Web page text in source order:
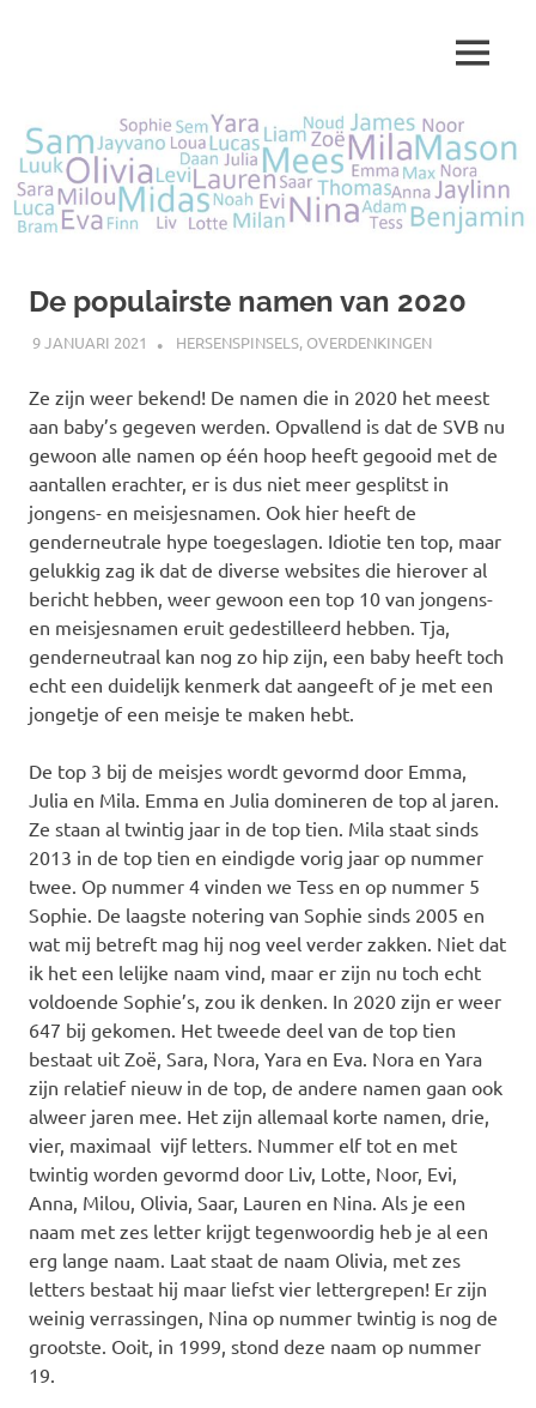
schrijft
over
MENU
De populairste namen van 2020
9 JANUARI 2021 MARJOLEIN
HERSENSPINSELS, OVERDENKINGEN
Ze zijn weer bekend! De namen die in 2020 het meest
aan baby’s gegeven werden. Opvallend is dat de SVB nu
gewoon alle namen op één hoop heeft gegooid met de
aantallen erachter, er is dus niet meer gesplitst in
jongens- en meisjesnamen. Ook hier heeft de
genderneutrale hype toegeslagen. Idiotie ten top, maar
gelukkig zag ik dat de diverse websites die hierover al
bericht hebben, weer gewoon een top 10 van jongens-
en meisjesnamen eruit gedestilleerd hebben. Tja,
genderneutraal kan nog zo hip zijn, een baby heeft toch
echt een duidelijk kenmerk dat aangeeft of je met een
jongetje of een meisje te maken hebt.
De top 3 bij de meisjes wordt gevormd door Emma,
Julia en Mila. Emma en Julia domineren de top al jaren.
Ze staan al twintig jaar in de top tien. Mila staat sinds
2013 in de top tien en eindigde vorig jaar op nummer
twee. Op nummer 4 vinden we Tess en op nummer 5
Sophie. De laagste notering van Sophie sinds 2005 en
wat mij betreft mag hij nog veel verder zakken. Niet dat
ik het een lelijke naam vind, maar er zijn nu toch echt
voldoende Sophie’s, zou ik denken. In 2020 zijn er weer
647 bij gekomen. Het tweede deel van de top tien
bestaat uit Zoë, Sara, Nora, Yara en Eva. Nora en Yara
zijn relatief nieuw in de top, de andere namen gaan ook
alweer jaren mee. Het zijn allemaal korte namen, drie,
vier, maximaal vijf letters. Nummer elf tot en met
twintig worden gevormd door Liv, Lotte, Noor, Evi,
Anna, Milou, Olivia, Saar, Lauren en Nina. Als je een
naam met zes letter krijgt tegenwoordig heb je al een
erg lange naam. Laat staat de naam Olivia, met zes
letters bestaat hij maar liefst vier lettergrepen! Er zijn
weinig verrassingen, Nina op nummer twintig is nog de
grootste. Ooit, in 1999, stond deze naam op nummer
19.